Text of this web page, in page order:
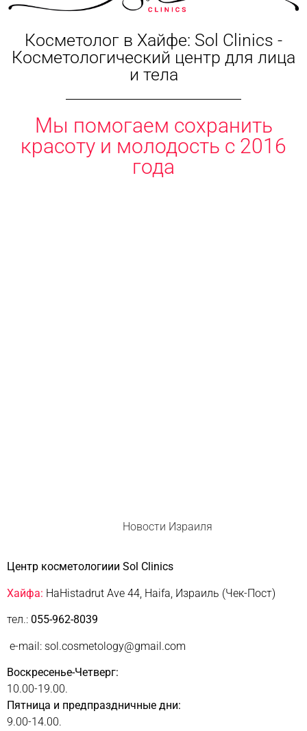
Косметолог в Хайфе: Sol Clinics -
Косметологический центр для лица
и тела
Мы помогаем сохранить
красоту и молодость с 2016
года
Новости Израиля
Центр косметологиии Sol Clinics
Хайфа: HaHistadrut Ave 44, Haifa, Израиль (Чек-Пост)
тел.: 055-962-8039
e-mail: sol.cosmetology@gmail.com
Воскресенье-Четверг:
10.00-19.00.
Пятница и предпраздничные дни:
9.00-14.00.